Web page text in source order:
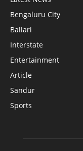
Bengaluru City
Ballari
Interstate
Entertainment
Article
Sandur
Sports